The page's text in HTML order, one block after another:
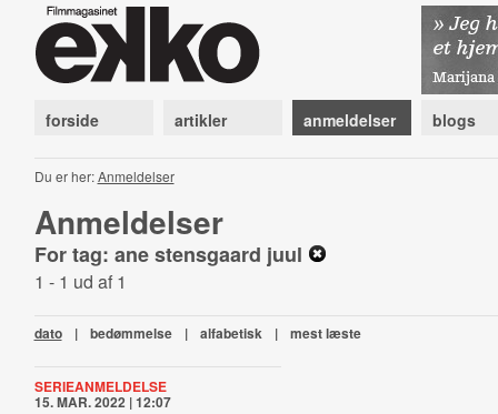
forside artikler anmeldelser blogs
Du er her:Anmeldelser
Anmeldelser
For tag: ane stensgaard juul
1 - 1 ud af 1
dato | bedømmelse | alfabetisk | mest læste
SERIEANMELDELSE
15. MAR. 2022 | 12:07